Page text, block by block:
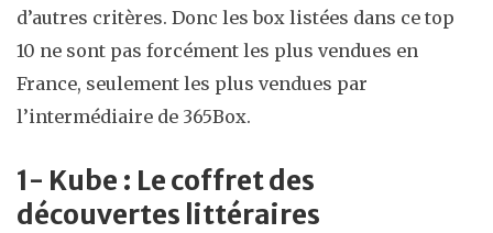
d’autres critères. Donc les box listées dans ce top
10 ne sont pas forcément les plus vendues en
France, seulement les plus vendues par
l’intermédiaire de 365Box.
1- Kube : Le coffret des
découvertes littéraires